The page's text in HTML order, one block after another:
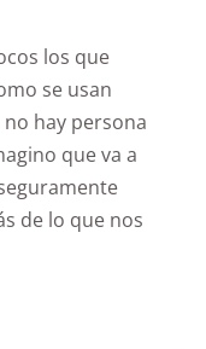
los que
se usan
hay persona
que va a
de lo que nos